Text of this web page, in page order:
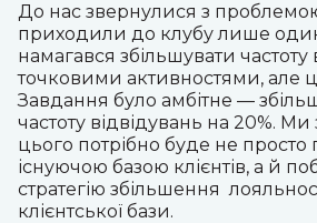
До нас звернулися з
приходили до клубу лише
намагався збільшувати частоту
точковими активностями, але
Завдання було амбітне —
частоту відвідувань на 20%.
цього потрібно буде не просто
існуючою базою клієнтів, а й
стратегію збільшення
клієнтської бази.